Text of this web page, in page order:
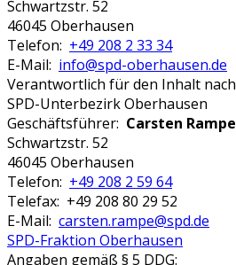
Schwartzstr. 52
46045 Oberhausen
Telefon: +49 208 2 33 34
E-Mail: info@spd-oberhausen.de
Verantwortlich für den Inhalt nach
SPD-Unterbezirk Oberhausen
Geschäftsführer: Carsten Rampe
Schwartzstr. 52
46045 Oberhausen
Telefon: +49 208 2 59 64
Telefax: +49 208 80 29 52
E-Mail: carsten.rampe@spd.de
SPD-Fraktion Oberhausen
Angaben gemäß § 5 DDG: